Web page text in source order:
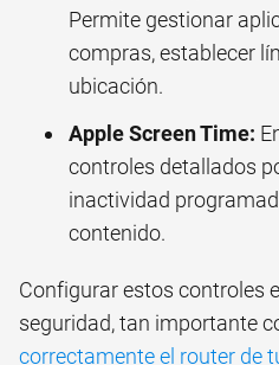
Permite gestionar
compras, establecer
ubicación.
Apple Screen Time:
controles detallados
inactividad
contenido.
Configurar estos controles
seguridad, tan importante
correctamente el router de